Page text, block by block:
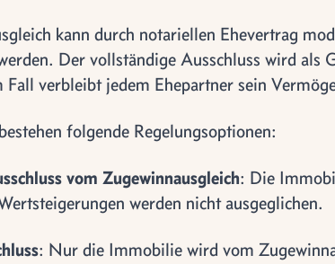
kann durch notariellen Ehevertrag
Der vollständige Ausschluss wird als
Fall verbleibt jedem Ehepartner sein
folgende Regelungsoptionen:
vom Zugewinnausgleich: Die
werden nicht ausgeglichen.
: Nur die Immobilie wird vom